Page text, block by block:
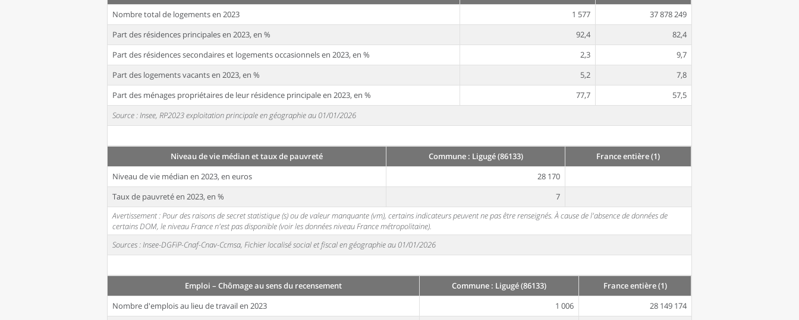
Nombre total de logements en 2023
1 577
37 878 249
Part des résidences principales en 2023, en %
92,4
82,4
Part des résidences secondaires et logements occasionnels en 2023, en %
2,3
9,7
Part des logements vacants en 2023, en %
5,2
7,8
Part des ménages propriétaires de leur résidence principale en 2023, en %
77,7
57,5
Source : Insee, RP2023 exploitation principale en géographie au 01/01/2026
Niveau de vie médian et taux de pauvreté Commune : Ligugé (86133)
France entière (1)
Niveau de vie médian en 2023, en euros
28 170
Taux de pauvreté en 2023, en %
7
Avertissement : Pour des raisons de secret statistique (s) ou de valeur manquante (vm), certains indicateurs peuvent ne pas être renseignés. À cause de l'absence de données de
certains DOM, le niveau France n'est pas disponible (voir les données niveau France métropolitaine).
Sources : Insee-DGFiP-Cnaf-Cnav-Ccmsa, Fichier localisé social et fiscal en géographie au 01/01/2026
Emploi – Chômage au sens du recensement Commune : Ligugé (86133)
France entière (1)
Nombre d'emplois au lieu de travail en 2023
1 006
28 149 174